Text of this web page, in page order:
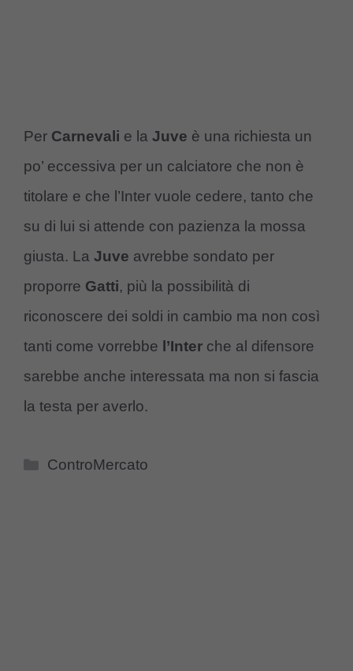
Per Carnevali e la Juve è una richiesta un
po’ eccessiva per un calciatore che non è
titolare e che l’Inter vuole cedere, tanto che
su di lui si attende con pazienza la mossa
giusta. La Juve avrebbe sondato per
proporre Gatti, più la possibilità di
riconoscere dei soldi in cambio ma non così
tanti come vorrebbe l’Inter che al difensore
sarebbe anche interessata ma non si fascia
la testa per averlo.
Categorie
ControMercato